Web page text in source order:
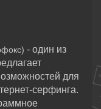
- один из
для
серфинга.